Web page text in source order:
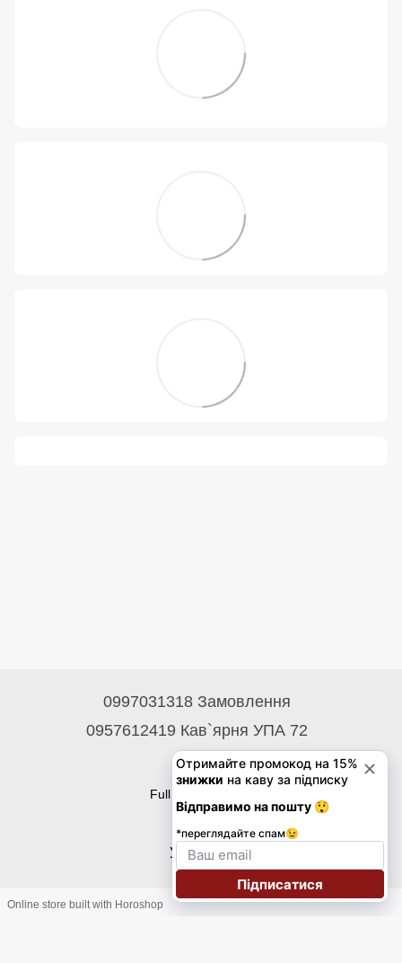
0997031318 Замовлення
0957612419 Кав`ярня УПА 72
Contacts
Full version of site
Укр Eng
Online store built with Horoshop